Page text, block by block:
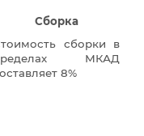
Сборка
сборки в
МКАД
8%